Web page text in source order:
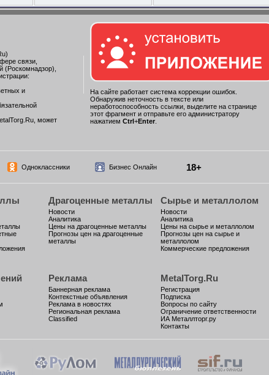
связи,
(Роскомнадзор),
и
может
На сайте работает система коррекции ошибок.
Обнаружив неточность в тексте или
неработоспособность ссылки, выделите на странице
этот фрагмент и отправьте его администратору
нажатием Ctrl +Enter.
Одноклассники Бизнес Онлайн 18+
Драгоценные металлы
Новости
Аналитика
Цены на драгоценные металлы
Прогнозы цен на драгоценные
металлы
Сырье и металлолом
Новости
Аналитика
Цены на сырье и металлолом
Прогнозы цен на сырье и
металлолом
Коммерческие предложения
Реклама
Баннерная реклама
Контекстные объявления
Реклама в новостях
Региональная реклама
Classified
MetalTorg.Ru
Регистрация
Подписка
Вопросы по сайту
Ограничение ответственности
ИА Металлторг.ру
Контакты